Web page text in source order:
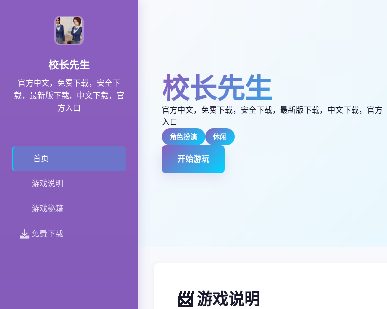
校长先生
官方中文，免费下载，安全下
载，最新版下载，中文下载，官
方入口
首页
游戏说明
游戏秘籍
免费下载
校长先生
官方中文，免费下载，安全下载，最新版下载，中文下载，官方
入口
角色扮演 休闲
开始游玩
📨 游戏说明